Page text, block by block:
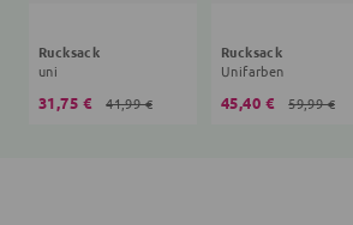
Rucksack
uni
31,75 € 41,99 €
Rucksack
Unifarben
45,40 € 59,99 €